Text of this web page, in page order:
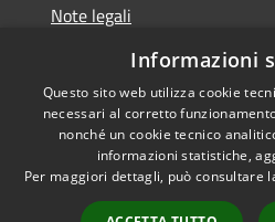
Note legali
Dichiarazione di accessibilità
Accessibilità
Informazioni
Questo sito web utilizza cookie
necessari al corretto
nonché un cookie tecnico
informazioni statistiche,
Per maggiori dettagli, può consultare